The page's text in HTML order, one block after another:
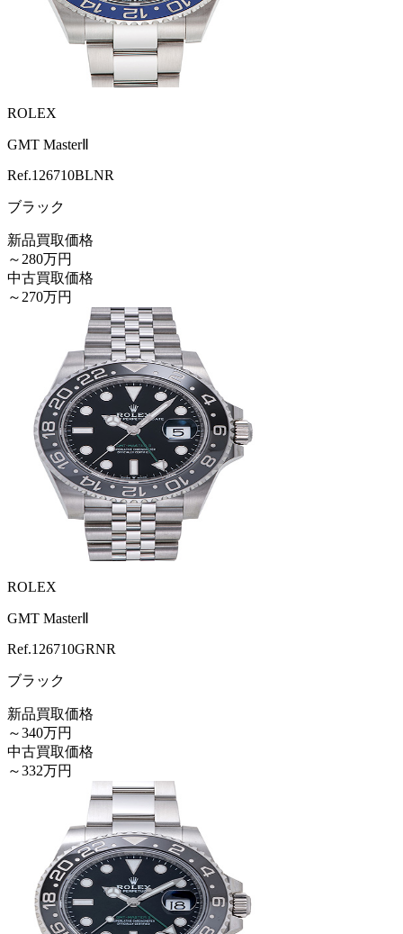
ROLEX
GMT MasterⅡ
Ref.126710BLNR
ブラック
新品買取価格
～280万円
中古買取価格
～270万円
ROLEX
GMT MasterⅡ
Ref.126710GRNR
ブラック
新品買取価格
～340万円
中古買取価格
～332万円